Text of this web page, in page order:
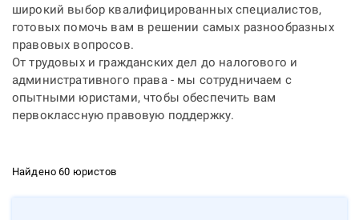
широкий выбор квалифицированных специалистов,
готовых помочь вам в решении самых разнообразных
правовых вопросов.
От трудовых и гражданских дел до налогового и
административного права - мы сотрудничаем с
опытными юристами, чтобы обеспечить вам
первоклассную правовую поддержку.
Найдено 60 юристов